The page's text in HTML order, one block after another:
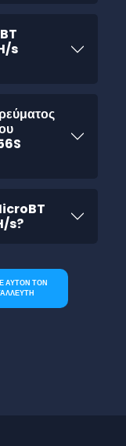
s
s?
ΑΥΤΟΝ ΤΟΝ